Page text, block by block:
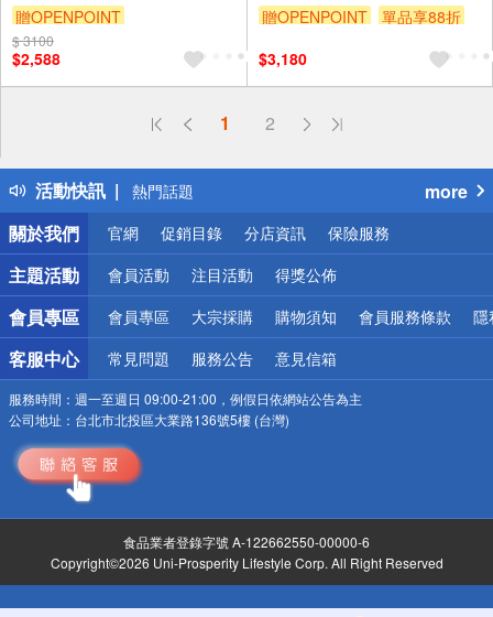
贈OPENPOINT
$ 3100
$2,588
系列)
贈OPENPOINT
單品享88折
$3,180
1 2
活動快訊
偏遠地區配送
得獎公告
熱門話題
銀行優惠
偏遠地區配送
詐騙網頁！請小心！
more
關於我們
官網 促銷目錄 分店資訊 保險服務
主題活動 會員活動 注目活動 得獎公佈
會員專區 會員專區 大宗採購 購物須知 會員服務條款 隱
客服中心 常見問題 服務公告 意見信箱
服務時間： 週一至週日 09:00-21:00，例假日依網站公告為主
公司地址： 台北市北投區大業路136號5樓 (台灣)
食品業者登錄字號 A-122662550-00000-6
Copyright©2026 Uni-Prosperity Lifestyle Corp. All Right Reserved